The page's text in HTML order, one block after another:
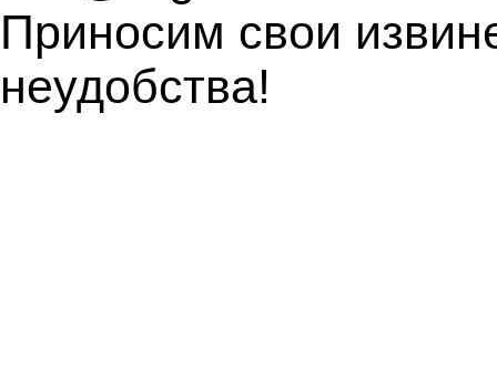
Приносим свои
неудобства!